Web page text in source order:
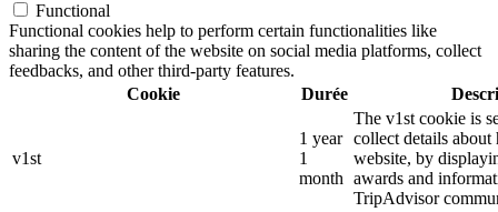
Functional
Functional cookies help to perform certain functionalities like
sharing the content of the website on social media platforms, collect
feedbacks, and other third-party features.
Cookie
Durée
v1st
1 year
1
month
The v1st cookie is
collect details
website, by
awards and
TripAdvisor